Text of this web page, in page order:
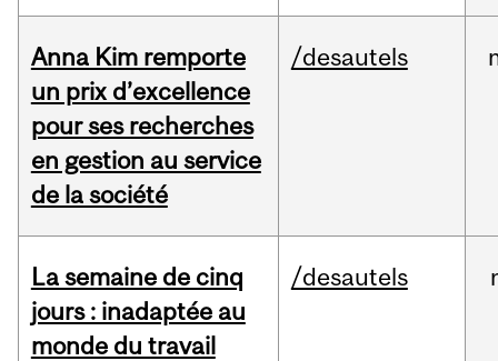
Anna Kim remporte
un prix d’excellence
pour ses recherches
en gestion au service
de la société
/desautels
La semaine de cinq
jours : inadaptée au
monde du travail
/desautels